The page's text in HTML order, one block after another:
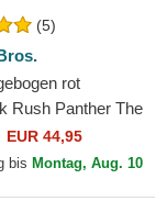
(5)
rot
Rush Panther The
Bros.
EUR 44,95
bis Montag, Aug. 10